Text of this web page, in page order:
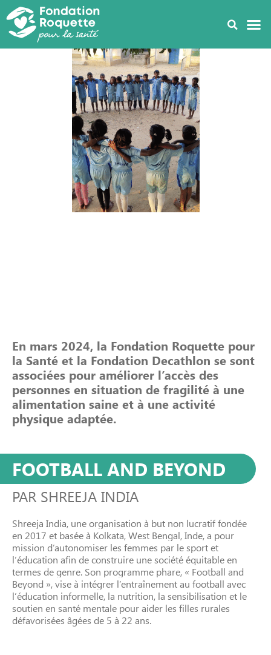
En mars 2024, la Fondation Roquette pour
la Santé et la Fondation Decathlon se sont
associées pour améliorer l’accès des
personnes en situation de fragilité à une
alimentation saine et à une activité
physique adaptée.
FOOTBALL AND BEYOND
PAR SHREEJA INDIA
Shreeja India, une organisation à but non lucratif fondée
en 2017 et basée à Kolkata, West Bengal, Inde, a pour
mission d’autonomiser les femmes par le sport et
l’éducation afin de construire une société équitable en
termes de genre. Son programme phare, « Football and
Beyond », vise à intégrer l’entraînement au football avec
l’éducation informelle, la nutrition, la sensibilisation et le
soutien en santé mentale pour aider les filles rurales
défavorisées âgées de 5 à 22 ans.